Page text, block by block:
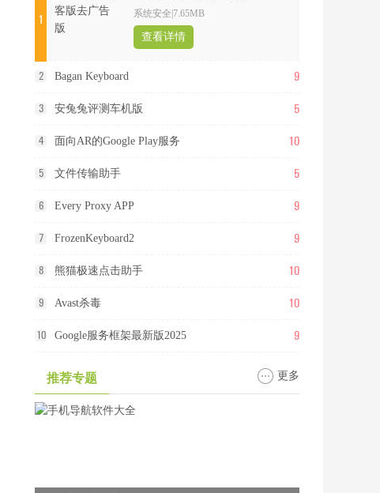
1 系统安全 7.65MB
查看详情
2 Bagan Keyboard 9
3 安兔兔评测车机版 5
4 面向AR的Google Play服务 10
5 文件传输助手 5
6 Every Proxy APP 9
7 FrozenKeyboard2 9
8 熊猫极速点击助手 10
9 Avast杀毒 10
10 Google服务框架最新版2025 9
推荐专题 更多